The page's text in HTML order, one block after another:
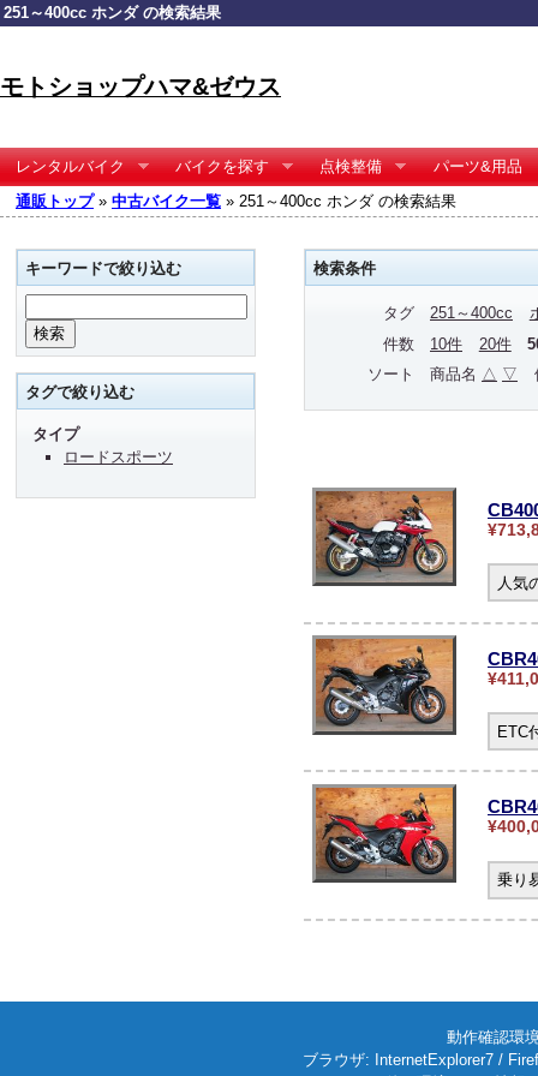
251～400cc ホンダ の検索結果
モトショップハマ&ゼウス
レンタルバイク バイクを探す 点検整備
パーツ&用品
通販トップ» 中古バイク一覧 » 251～400cc ホンダ の検索結果
検索条件
タグ 251～400cc
件数
10件 20件
ソート
商品名 △ ▽
人気
ETC
乗り
キーワードで絞り込む
タグで絞り込む
タイプ
ロードスポーツ
動作確認環
ブラウザ: InternetExplorer7 /